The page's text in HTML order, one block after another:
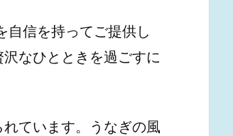
自信を持ってご提供し
なひとときを過ごすに
ています。うなぎの風